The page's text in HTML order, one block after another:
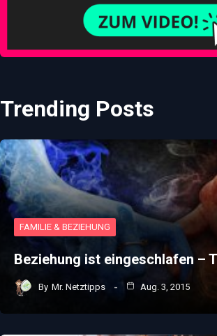
Trending Posts
FAMILIE & BEZIEHUNG
Beziehung ist eingeschlafen –
By Mr. Netztipps Aug. 3, 2015